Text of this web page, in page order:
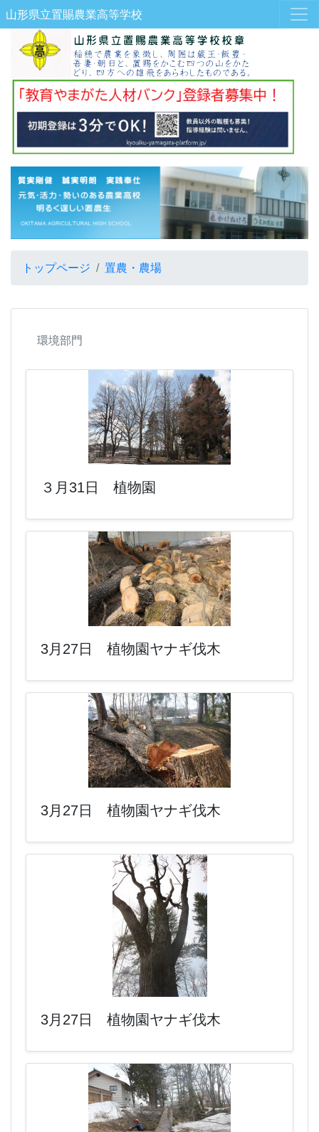
山形県立置賜農業高等学校
トップページ 置農・農場
環境部門
３月31日 植物園
3月27日 植物園ヤナギ伐木
3月27日 植物園ヤナギ伐木
3月27日 植物園ヤナギ伐木